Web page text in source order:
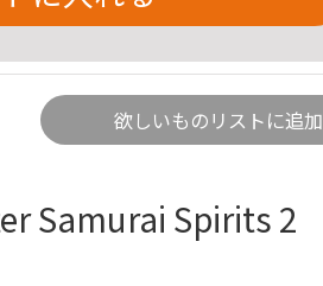
欲しいものリストに追加
Samurai Spirits 2